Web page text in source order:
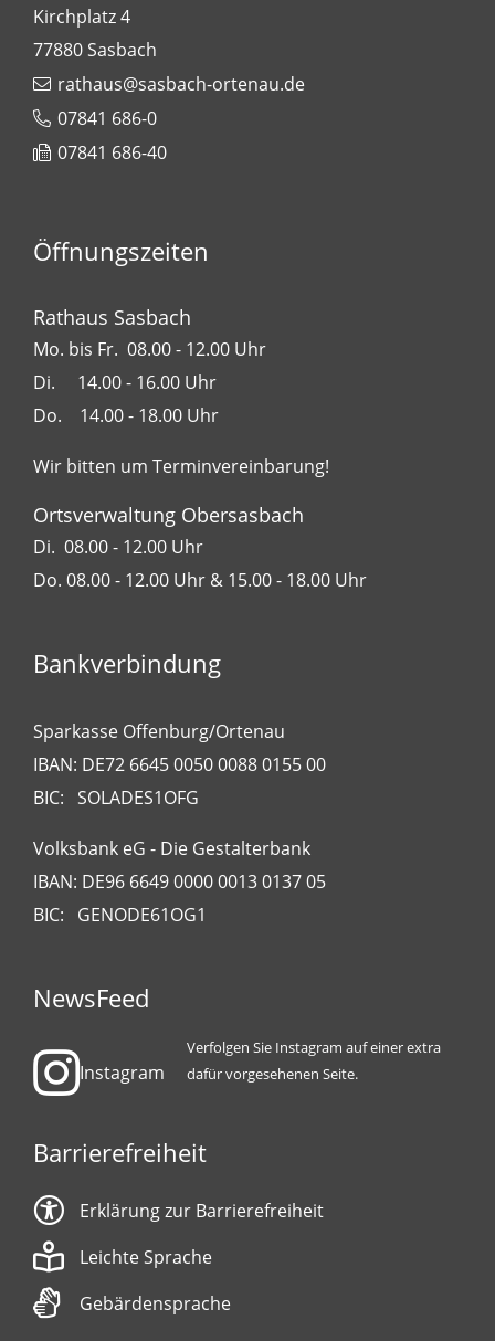
Kirchplatz 4
77880Sasbach
rathaus@sasbach-ortenau.de
07841 686-0
07841 686-40
Öffnungszeiten
Rathaus Sasbach
Mo. bis Fr. 08.00 - 12.00 Uhr
Di. 14.00 - 16.00 Uhr
Do. 14.00 - 18.00 Uhr
Wir bitten um Terminvereinbarung!
Ortsverwaltung Obersasbach
Di. 08.00 - 12.00 Uhr
Do. 08.00 - 12.00 Uhr & 15.00 - 18.00 Uhr
Bankverbindung
Sparkasse Offenburg/Ortenau
IBAN: DE72 6645 0050 0088 0155 00
BIC: SOLADES1OFG
Volksbank eG - Die Gestalterbank
IBAN: DE96 6649 0000 0013 0137 05
BIC: GENODE61OG1
NewsFeed
Instagram
Verfolgen Sie Instagram auf einer extra
dafür vorgesehenen Seite.
Barrierefreiheit
Erklärung zur Barrierefreiheit
Leichte Sprache
Gebärdensprache